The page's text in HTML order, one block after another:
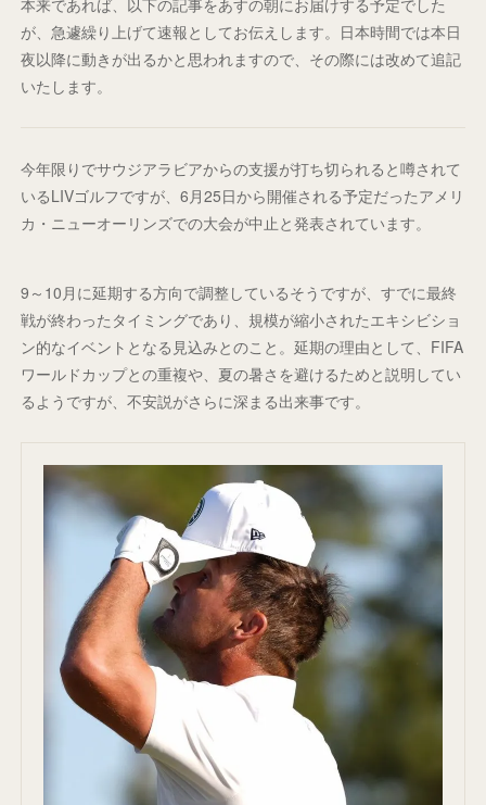
本来であれば、以下の記事をあすの朝にお届けする予定でした
が、急遽繰り上げて速報としてお伝えします。日本時間では本日
夜以降に動きが出るかと思われますので、その際には改めて追記
いたします。
今年限りでサウジアラビアからの支援が打ち切られると噂されて
いるLIVゴルフですが、6月25日から開催される予定だったアメリ
カ・ニューオーリンズでの大会が中止と発表されています。
9～10月に延期する方向で調整しているそうですが、すでに最終
戦が終わったタイミングであり、規模が縮小されたエキシビショ
ン的なイベントとなる見込みとのこと。延期の理由として、FIFA
ワールドカップとの重複や、夏の暑さを避けるためと説明してい
るようですが、不安説がさらに深まる出来事です。